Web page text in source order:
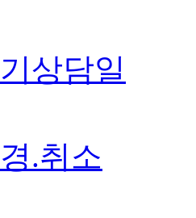
상담일
.취소